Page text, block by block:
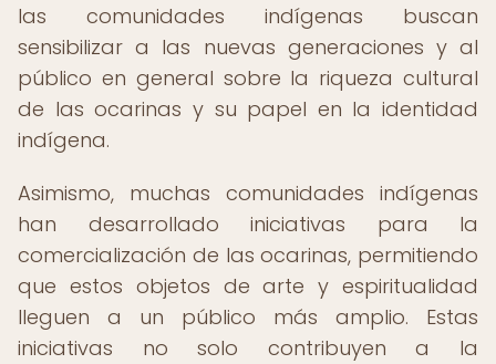
las comunidades indígenas buscan
sensibilizar a las nuevas generaciones y al
público en general sobre la riqueza cultural
de las ocarinas y su papel en la identidad
indígena.
Asimismo, muchas comunidades indígenas
han desarrollado iniciativas para la
comercialización de las ocarinas, permitiendo
que estos objetos de arte y espiritualidad
lleguen a un público más amplio. Estas
iniciativas no solo contribuyen a la